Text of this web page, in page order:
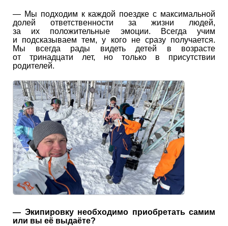
— Мы подходим к каждой поездке с максимальной
долей ответственности за жизни людей,
за их положительные эмоции. Всегда учим
и подсказываем тем, у кого не сразу получается.
Мы всегда рады видеть детей в возрасте
от тринадцати лет, но только в присутствии
родителей.
— Экипировку необходимо приобретать самим
или вы её выдаёте?